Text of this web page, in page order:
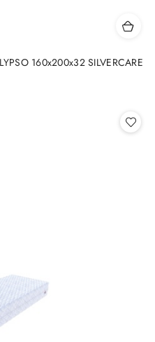
160x200x32 SILVERCARE